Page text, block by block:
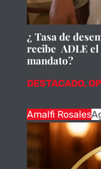
¿ Tasa de
recibe ADLE el
mandato?
DESTACADO,
Amalfi Rosales